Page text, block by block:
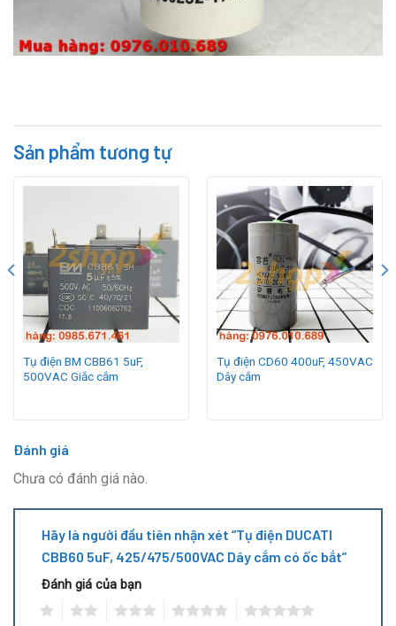
Sản phẩm tương tự
Tụ điện BM CBB61 5uF,
500VAC Giắc cắm
Tụ điện CD60 400uF, 450VAC
Dây cắm
Đánh giá
Chưa có đánh giá nào.
Hãy là người đầu tiên nhận xét “Tụ điện DUCATI
CBB60 5uF, 425/475/500VAC Dây cắm có ốc bắt”
Đánh giá của bạn